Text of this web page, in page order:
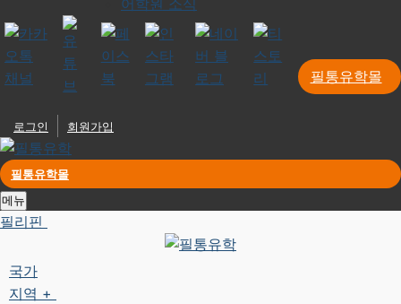
어학원 소식
로그인 회원가입
필통유학몰
필통유학몰
메뉴
필리핀
국가
지역 +